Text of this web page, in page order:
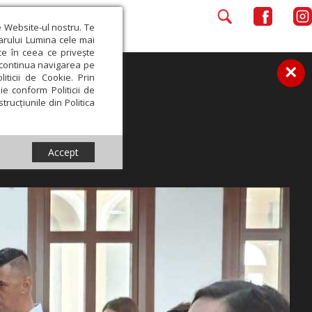
ul nostru. Te
Lumina cele mai
în ceea ce privește
navigarea pe
de Cookie. Prin
conform Politicii de
din Politica
Accept
×